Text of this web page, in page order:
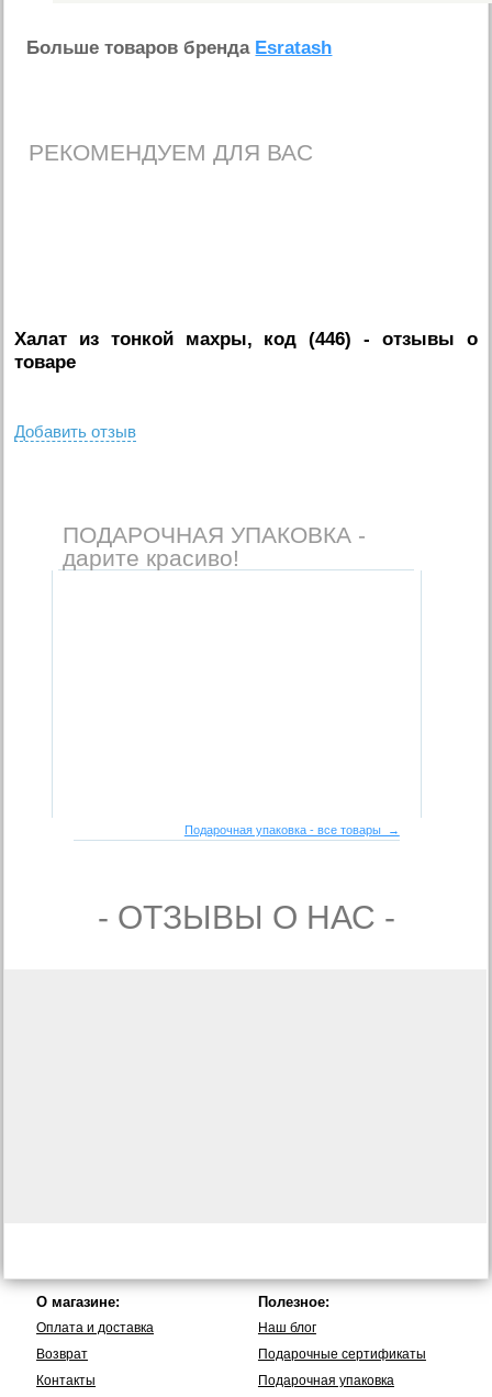
Больше товаров бренда Esratash
РЕКОМЕНДУЕМ ДЛЯ ВАС
Халат из тонкой махры, код (446) - отзывы о
товаре
Добавить отзыв
ПОДАРОЧНАЯ УПАКОВКА -
дарите красиво!
Подарочная упаковка - все товары →
- ОТЗЫВЫ О НАС -
О магазине:
Оплата и доставка
Возврат
Контакты
Полезное:
Наш блог
Подарочные сертификаты
Подарочная упаковка